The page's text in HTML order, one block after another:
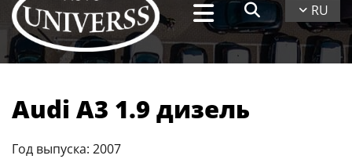
RU
Audi A3 1.9 дизель
Год выпуска: 2007